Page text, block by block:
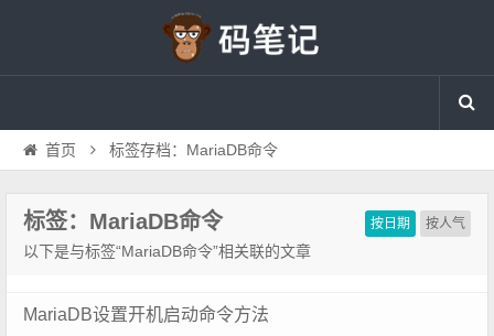
首页 标签存档：MariaDB命令
按日期 按人气
标签：MariaDB命令
以下是与标签“MariaDB命令”相关联的文章
MariaDB设置开机启动命令方法